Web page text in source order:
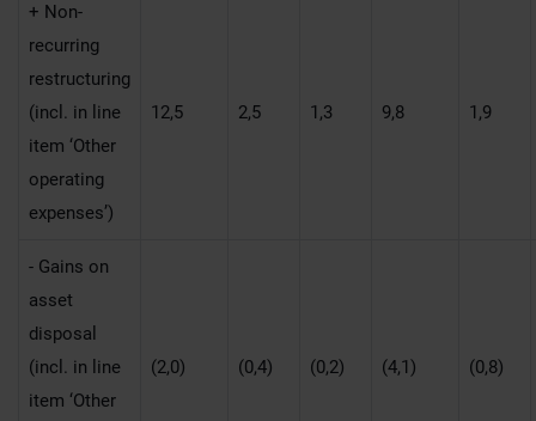
+ Non-
recurring
restructuring
(incl. in line
item ‘Other
operating
expenses’)
12,5 2,5 1,3 9,8 1,9
- Gains on
asset
disposal
(incl. in line
item ‘Other
(2,0) (0,4) (0,2) (4,1) (0,8)